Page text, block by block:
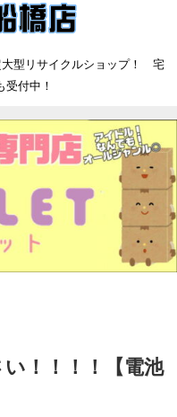
大型リサイクルショップ！ 宅
受付中！
！！！！【電池